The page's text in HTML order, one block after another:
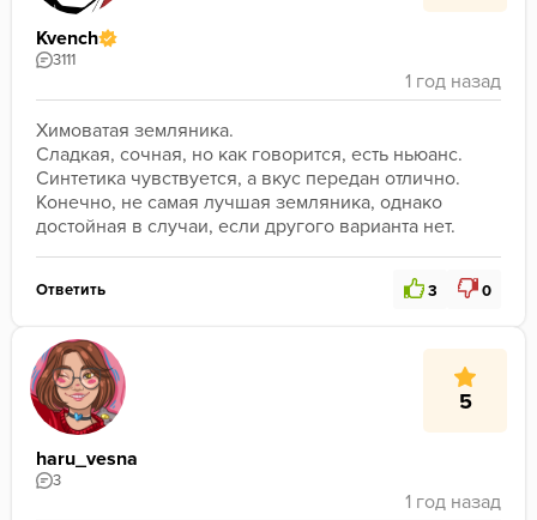
Kvench
3111
Химоватая земляника.
Сладкая, сочная, но как говорится, есть ньюанс.
Синтетика чувствуется, а вкус передан отлично.
Конечно, не самая лучшая земляника, однако
достойная в случаи, если другого варианта нет.
Ответить 3 0
5
haru_vesna
3